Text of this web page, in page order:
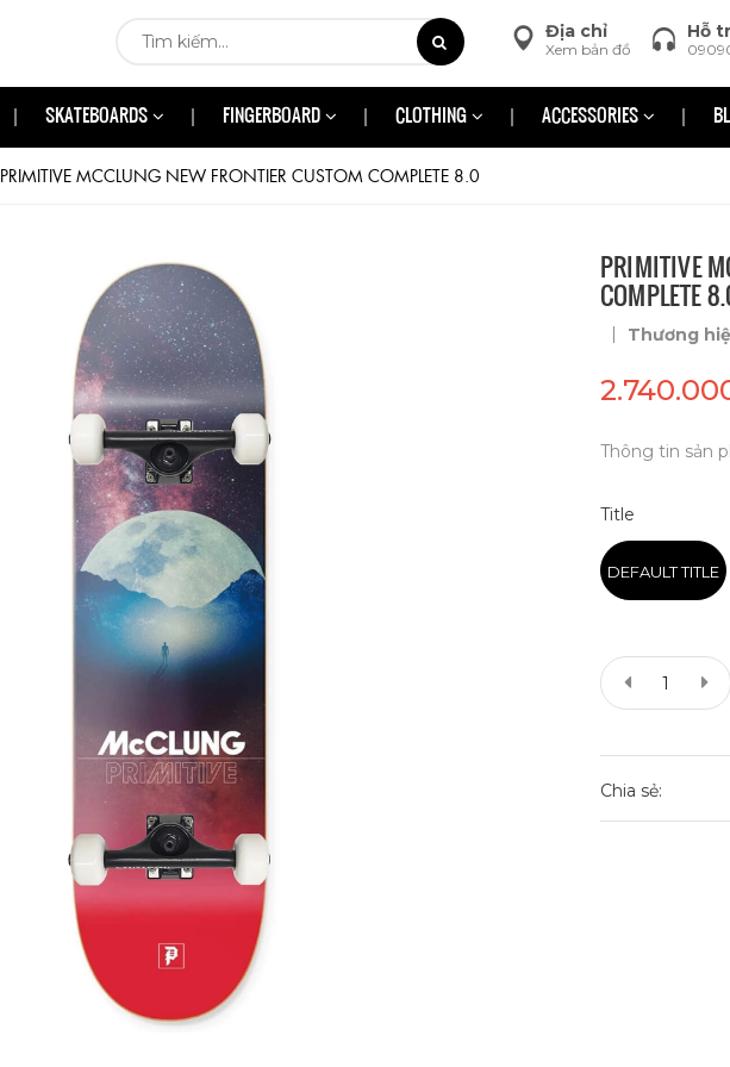
Hỗ
Địa chỉ
Xem bản đồ
SKATEBOARDS FINGERBOARD CLOTHING ACCESSORIES
PRIMITIVE MCCLUNG NEW FRONTIER CUSTOM COMPLETE 8.0
PRIMITIVE
COMPLETE
| Thương
Thông tin sản
Title
DEFAULT TITLE
Chia sẻ: